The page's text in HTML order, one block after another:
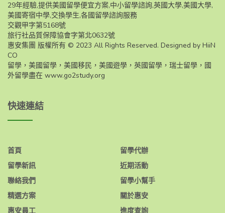
29年經驗,提供美國留學便宜方案,中小留學諮詢,英國大學,美國大學,
美國寄宿中學,交換學生,各國留學諮詢服務
交觀甲字第5168號
旅行社品質保障協會字第北0632號
惠安集團 版權所有 © 2023 All Rights Reserved. Designed by HiiN
CO
留學，美國留學，美國移民，美國遊學，英國留學，瑞士留學，國
外留學盡在 www.go2study.org
快速連結
首頁
留學新訊
聯絡我們
精選方案
惠安員工
留學代辦
近期活動
留學小幫手
關於惠安
進度查詢